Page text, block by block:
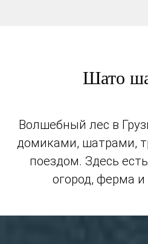
Шато
Волшебный лес в
домиками, шатрами,
поездом. Здесь
огород, ферма и